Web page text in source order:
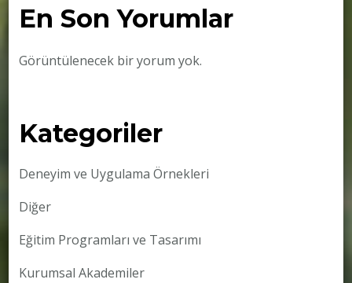
En Son Yorumlar
Görüntülenecek bir yorum yok.
Kategoriler
Deneyim ve Uygulama Örnekleri
Diğer
Eğitim Programları ve Tasarımı
Kurumsal Akademiler